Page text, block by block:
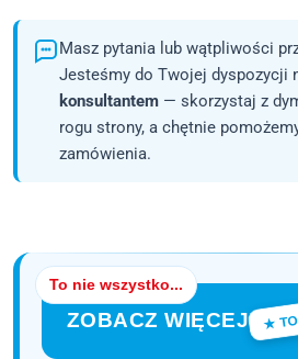
Masz pytania lub wątpliwości
Jesteśmy do Twojej dyspozycji
konsultantem — skorzystaj z
rogu strony, a chętnie
zamówienia.
To nie wszystko...
ZOBACZ WIĘCEJ ★